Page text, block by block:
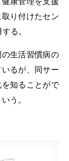
り付けたセン
る。
生活習慣病の
るが、同サー
知ることがで
う。